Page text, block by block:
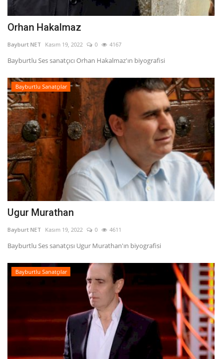
Orhan Hakalmaz
Bayburt NET Kasım 19, 2022 0 4167
Bayburtlu Ses sanatçıcı Orhan Hakalmaz'ın biyografisi
Bayburtlu Sanatçılar
Ugur Murathan
Bayburt NET Kasım 19, 2022 0 4611
Bayburtlu Ses sanatçısı Ugur Murathan'ın biyografisi
Bayburtlu Sanatçılar